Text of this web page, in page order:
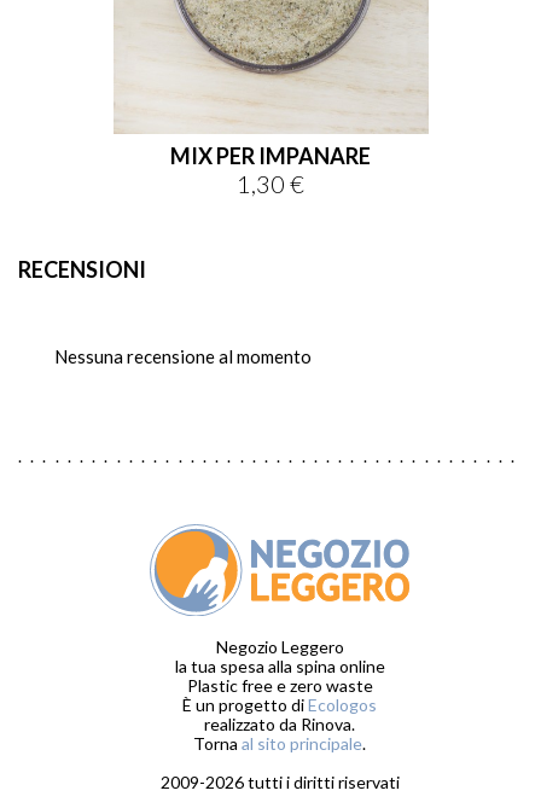
MIX PER IMPANARE
Prezzo
1,30 €
RECENSIONI
Nessuna recensione al momento
Negozio Leggero
la tua spesa alla spina online
Plastic free e zero waste
È un progetto diEcologos
realizzato da Rinova.
Torna al sito principale.
2009-2026 tutti i diritti riservati